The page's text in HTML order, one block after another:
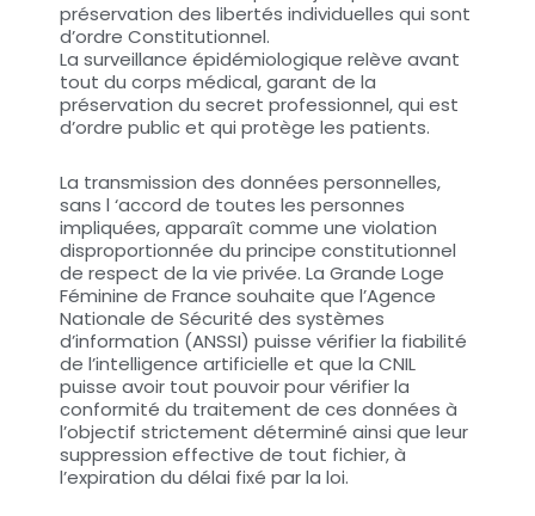
préservation des libertés individuelles qui sont
d’ordre Constitutionnel.
La surveillance épidémiologique relève avant
tout du corps médical, garant de la
préservation du secret professionnel, qui est
d’ordre public et qui protège les patients.
La transmission des données personnelles,
sans l ‘accord de toutes les personnes
impliquées, apparaît comme une violation
disproportionnée du principe constitutionnel
de respect de la vie privée. La Grande Loge
Féminine de France souhaite que l’Agence
Nationale de Sécurité des systèmes
d’information (ANSSI) puisse vérifier la fiabilité
de l’intelligence artificielle et que la CNIL
puisse avoir tout pouvoir pour vérifier la
conformité du traitement de ces données à
l’objectif strictement déterminé ainsi que leur
suppression effective de tout fichier, à
l’expiration du délai fixé par la loi.